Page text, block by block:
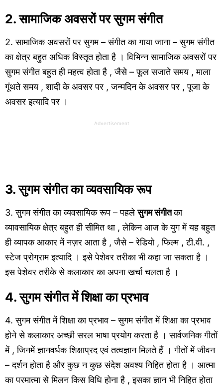
2. सामाजिक अवसरों पर सुगम संगीत
2. सामाजिक अवसरों पर सुगम – संगीत का गाया जाना – सुगम संगीत
का क्षेत्र बहुत अधिक विस्तृत होता है । विभिन्न सामाजिक अवसरों पर
सुगम संगीत बहुत ही महत्व होता है , जैसे – फूल सजाते समय , माला
गूंथते समय , शादी के अवसर पर , जन्मदिन के अवसर पर , पूजा के
अवसर इत्यादि पर ।
Advertisement
3. सुगम संगीत का व्यवसायिक रूप
3. सुगम संगीत का व्यवसायिक रूप – पहलेसुगम संगीतका
व्यावसायिक क्षेत्र बहुत ही सीमित था , लेकिन आज के युग में यह बहुत
ही व्यापक आकार में नज़र आता है , जैसे – रेडियो , फिल्म , टी.वी. ,
स्टेज प्रोग्राम इत्यादि । इसे पेशेवर तरीका भी कहा जा सकता है ।
इस पेशेवर तरीके से कलाकार का अपना खर्चा चलता है ।
4. सुगम संगीत में शिक्षा का प्रभाव
4. सुगम संगीत में शिक्षा का प्रभाव – सुगम संगीत में शिक्षा का प्रभाव
होने से कलाकार अच्छी सरल भाषा प्रयोग करता है । सार्वजनिक गीतों
में , जिनमें ज्ञानवर्धक शिक्षाप्रद एवं तत्वज्ञान मिलते हैं । गीतों में जीवन
– दर्शन होता है और कुछ न कुछ संदेश अवश्य निहित होता है । आत्मा
का परमात्मा से मिलन किस विधि होना है , इसका ज्ञान भी निहित होता